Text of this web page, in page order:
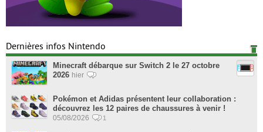
Dernières infos Nintendo
Minecraft débarque sur Switch 2 le 27 octobre
2026 hier
Pokémon et Adidas présentent leur collaboration :
découvrez les 12 paires de chaussures à venir !
05/08/2026 1